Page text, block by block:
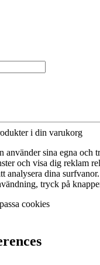
i din varukorg
använder sina egna och
och visa dig reklam
analysera dina
tryck på
cookies